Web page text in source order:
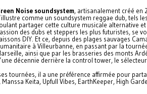
Noise soundsystem, artisanalement créé en
comme un soundsystem reggae dub, tels
partager cette culture musicale alternative
des dubs et steppers les plus futuristes, se
DIY. Et ce, depuis des plages sauvages
à Villeurbanne, en passant par la
ainsi que par les brasseries des monts
décennie derrière la control tower, le
tournées, il a une préférence affirmée pour
Keita, Upfull Vibes, EarthKeeper, High